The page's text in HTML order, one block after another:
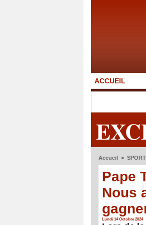
ACCUEIL
Accueil >
Pape
Nous
Lundi 14 Octobre 2024